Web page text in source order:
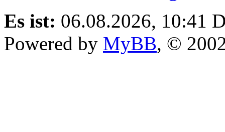
Es ist: 06.08.2026, 10:41
Powered by MyBB, ©